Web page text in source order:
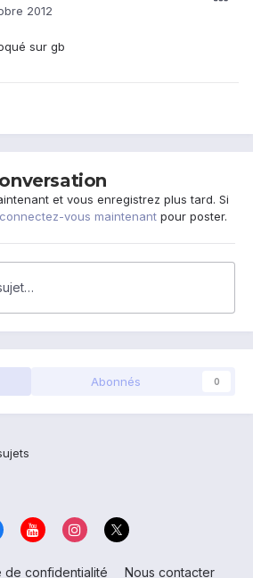
2012
sur gb
et vous enregistrez plus tard. Si
connectez-vous maintenant pour poster.
Abonnés 0
de confidentialité Nous contacter